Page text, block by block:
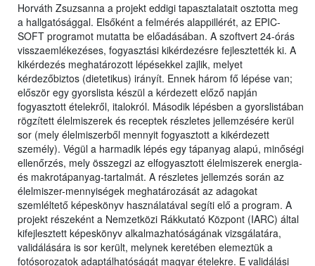
Horváth Zsuzsanna a projekt eddigi tapasztalatait osztotta meg
a hallgatósággal. Elsőként a felmérés alappillérét, az EPIC-
SOFT programot mutatta be előadásában. A szoftvert 24-órás
visszaemlékezéses, fogyasztási kikérdezésre fejlesztették ki. A
kikérdezés meghatározott lépésekkel zajlik, melyet
kérdezőbiztos (dietetikus) irányít. Ennek három fő lépése van;
először egy gyorslista készül a kérdezett előző napján
fogyasztott ételekről, italokról. Második lépésben a gyorslistában
rögzített élelmiszerek és receptek részletes jellemzésére kerül
sor (mely élelmiszerből mennyit fogyasztott a kikérdezett
személy). Végül a harmadik lépés egy tápanyag alapú, minőségi
ellenőrzés, mely összegzi az elfogyasztott élelmiszerek energia-
és makrotápanyag-tartalmát. A részletes jellemzés során az
élelmiszer-mennyiségek meghatározását az adagokat
szemléltető képeskönyv használatával segíti elő a program. A
projekt részeként a Nemzetközi Rákkutató Központ (IARC) által
kifejlesztett képeskönyv alkalmazhatóságának vizsgálatára,
validálására is sor került, melynek keretében elemeztük a
fotósorozatok adaptálhatóságát magyar ételekre. E validálási